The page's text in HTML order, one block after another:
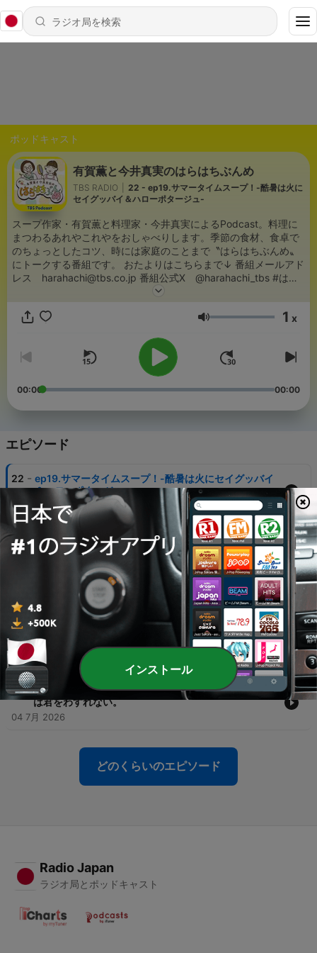
ポッドキャスト
有賀薫と今井真実のはらはちぶんめ
TBS RADIO
22 - ep19.サマータイムスープ！-酷暑は火に
セイグッバイ＆ハローポタージュ-
スープ作家・有賀薫と料理家・今井真実によるPodcast。料理に
まつわるあれやこれやをおしゃべりします。季節の食材、食卓で
のちょっとしたコツ、時には家庭のことまで〝はらはちぶんめ〟
にトークする番組です。 おたよりはこちらまで↓ 番組メールアド
レス harahachi@tbs.co.jp 番組公式X @harahachi_tbs #はら
を中心に、キッチン、道具なども含め、食のスタイルを各種メデ
プ旅」も継続中。著書に、レシピ本大賞入賞作の『帰り遅いけど
こんなスープなら作れそう』(文響社)、『スープ・レッスン』(プ
レジデント社)、『有賀薫の豚汁レボリューション』(家の光協
会)、『スープが作れたら、自炊は半分できたようなもの』（オレ
(X) @mamiimai (Instagram) 神戸市生まれ。「作った人が嬉しく
をはじめ、多岐にわたるレシピ製作を担当。エッセイストとして
も活動している。2023年オージービーフ PR 大使日本代表に選出
され国内外でイベントに出演。 著書に『毎日のあたらしい料理 い
つもの食材に「驚き」をひとさじ』（KADOKAWA）「いい日だっ
た、と眠れるように 」 （左右社）『はじめて・りょうり ごは
ん』（福音館書店）など多数。 ■アシスタント 住吉輝彦
@terrrrrrru0416（Instagram） 北海道出身。出版社勤務。リスナ
ーの視点でふたりの話の聞き手として参加。番組編集担当。 ■制
作 井上貴彦 @taccno_ (X) @taccno (Instagram)
音量 1 x
00:00 00:00
エピソード
22 - ep19.サマータイムスープ！-酷暑は火にセイグッバイ
＆ハローポタージュ-
01 8月 2026
ep18.相棒～第一話～「私の鍋、私のフライパン」
25 7月 2026
ep17.食べるの？食べる！まだ食べる！スープ作家と料
理家の韓国旅
18 7月 2026
ep16.野菜に「カリカリトッピング」を。Pot-au-feu
in NY. 私はそれを愛と呼ぶ。
11 7月 2026
18 - ep15.「マンネリおべんとう」、愛してgood！わたし
は君をわすれない。
04 7月 2026
どのくらいのエピソード
Radio Japan
ラジオ局とポッドキャスト
インストール